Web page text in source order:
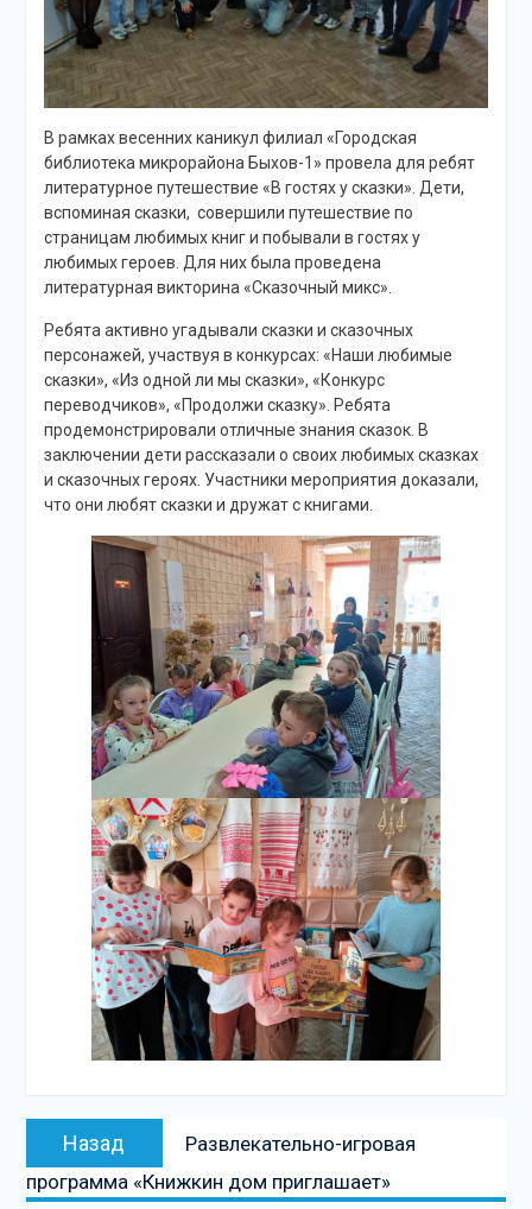
В рамках весенних каникул филиал «Городская
библиотека микрорайона Быхов-1» провела для ребят
литературное путешествие «В гостях у сказки». Дети,
вспоминая сказки, совершили путешествие по
страницам любимых книг и побывали в гостях у
любимых героев. Для них была проведена
литературная викторина «Сказочный микс».
Ребята активно угадывали сказки и сказочных
персонажей, участвуя в конкурсах: «Наши любимые
сказки», «Из одной ли мы сказки», «Конкурс
переводчиков», «Продолжи сказку». Ребята
продемонстрировали отличные знания сказок. В
заключении дети рассказали о своих любимых сказках
и сказочных героях. Участники мероприятия доказали,
что они любят сказки и дружат с книгами.
Навигация
записям
Назад
запись:
Развлекательно-игровая
программа «Книжкин дом приглашает»